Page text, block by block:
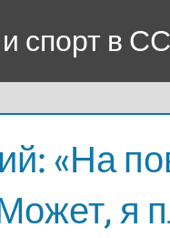
и спорт в
«На
я